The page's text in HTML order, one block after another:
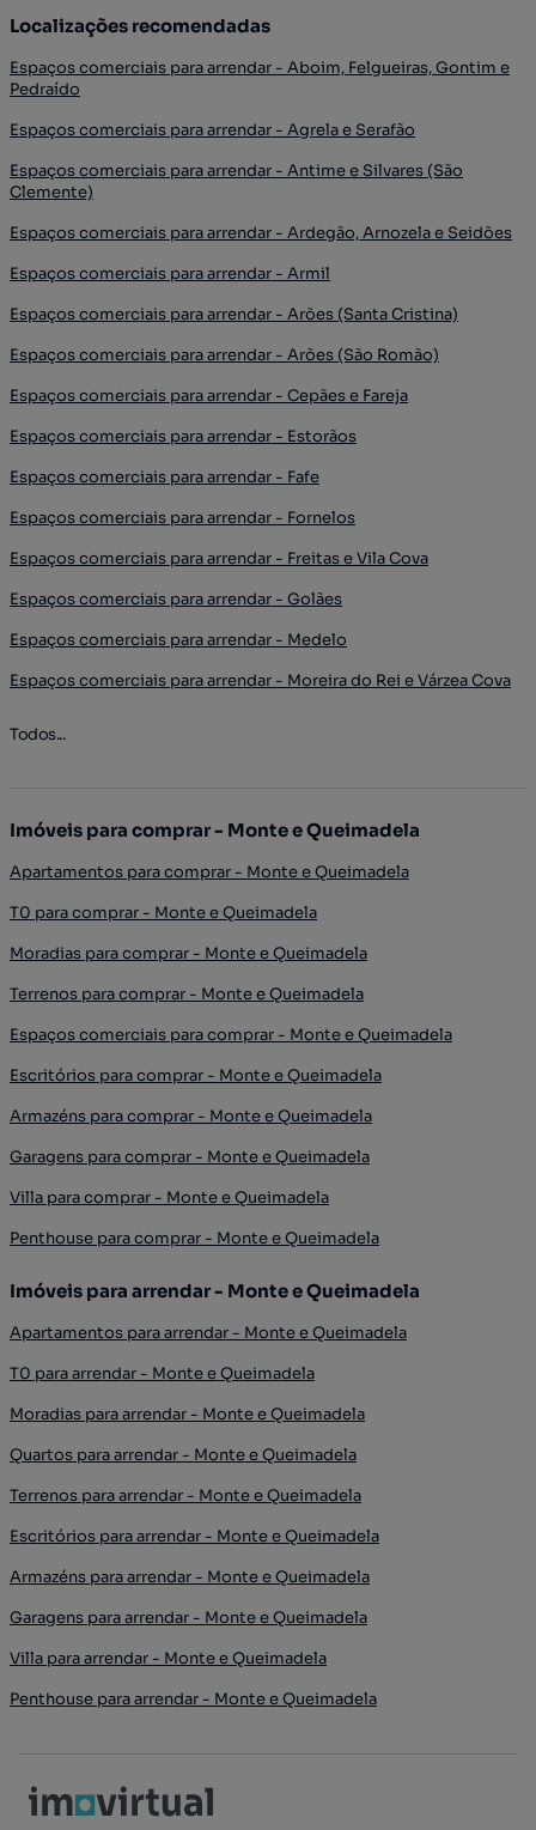
Localizações recomendadas
Espaços comerciais para arrendar - Aboim, Felgueiras, Gontim e
Pedraído
Espaços comerciais para arrendar - Agrela e Serafão
Espaços comerciais para arrendar - Antime e Silvares (São
Clemente)
Espaços comerciais para arrendar - Ardegão, Arnozela e Seidões
Espaços comerciais para arrendar - Armil
Espaços comerciais para arrendar - Arões (Santa Cristina)
Espaços comerciais para arrendar - Arões (São Romão)
Espaços comerciais para arrendar - Cepães e Fareja
Espaços comerciais para arrendar - Estorãos
Espaços comerciais para arrendar - Fafe
Espaços comerciais para arrendar - Fornelos
Espaços comerciais para arrendar - Freitas e Vila Cova
Espaços comerciais para arrendar - Golães
Espaços comerciais para arrendar - Medelo
Espaços comerciais para arrendar - Moreira do Rei e Várzea Cova
Todos...
Imóveis para comprar - Monte e Queimadela
Apartamentos para comprar - Monte e Queimadela
T0 para comprar - Monte e Queimadela
Moradias para comprar - Monte e Queimadela
Terrenos para comprar - Monte e Queimadela
Espaços comerciais para comprar - Monte e Queimadela
Escritórios para comprar - Monte e Queimadela
Armazéns para comprar - Monte e Queimadela
Garagens para comprar - Monte e Queimadela
Villa para comprar - Monte e Queimadela
Penthouse para comprar - Monte e Queimadela
Imóveis para arrendar - Monte e Queimadela
Apartamentos para arrendar - Monte e Queimadela
T0 para arrendar - Monte e Queimadela
Moradias para arrendar - Monte e Queimadela
Quartos para arrendar - Monte e Queimadela
Terrenos para arrendar - Monte e Queimadela
Escritórios para arrendar - Monte e Queimadela
Armazéns para arrendar - Monte e Queimadela
Garagens para arrendar - Monte e Queimadela
Villa para arrendar - Monte e Queimadela
Penthouse para arrendar - Monte e Queimadela